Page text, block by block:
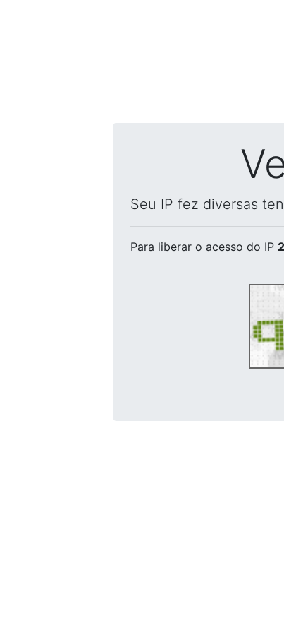
Seu IP fez diversas
Para liberar o acesso do IP